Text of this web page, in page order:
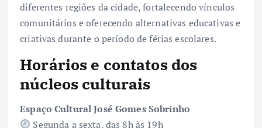
diferentes regiões da cidade, fortalecendo vínculos
comunitários e oferecendo alternativas educativas e
criativas durante o período de férias escolares.
Horários e contatos dos
núcleos culturais
Espaço Cultural José Gomes Sobrinho
Segunda a sexta, das 8h às 19h